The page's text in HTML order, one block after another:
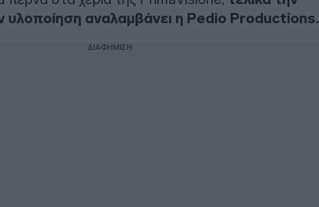
υλοποίηση αναλαμβάνει η Pedio Productions.
ΔΙΑΦΗΜΙΣΗ